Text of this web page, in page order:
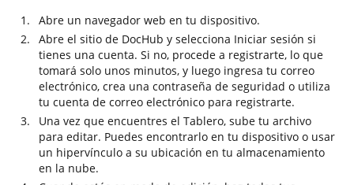
Abre un navegador web en tu dispositivo.
Abre el sitio de DocHub y selecciona Iniciar sesión si
tienes una cuenta. Si no, procede a registrarte, lo que
tomará solo unos minutos, y luego ingresa tu correo
electrónico, crea una contraseña de seguridad o utiliza
tu cuenta de correo electrónico para registrarte.
Una vez que encuentres el Tablero, sube tu archivo
para editar. Puedes encontrarlo en tu dispositivo o usar
un hipervínculo a su ubicación en tu almacenamiento
en la nube.